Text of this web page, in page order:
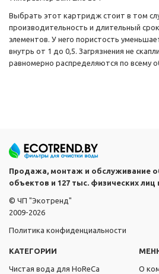
Выбрать этот картридж стоит в том
производительность и длительный
элементов. У него пористость
внутрь от 1 до 0,5. Загрязнения не
равномерно распределяются по всему
Продажа, монтаж и обслуживание
объектов и 127 тыс. физических лиц
© ЧП "Экотренд"
2009-2026
Политика конфиденциальности
КАТЕГОРИИ
Чистая вода для HoReCa
О